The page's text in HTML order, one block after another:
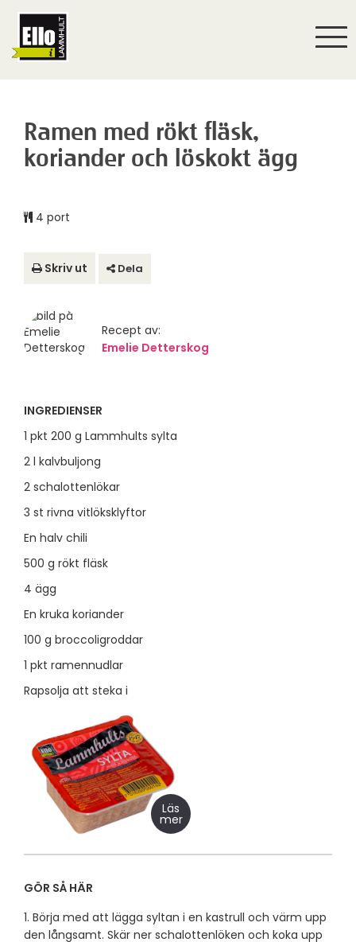
Ramen med rökt fläsk,
koriander och löskokt ägg
4 port
Skriv ut Dela
Recept av:
Emelie Detterskog
INGREDIENSER
1 pkt 200 g Lammhults sylta
2 l kalvbuljong
2 schalottenlökar
3 st rivna vitlöksklyftor
En halv chili
500 g rökt fläsk
4 ägg
En kruka koriander
100 g broccoligroddar
1 pkt ramennudlar
Rapsolja att steka i
Läs
mer
GÖR SÅ HÄR
1. Börja med att lägga syltan i en kastrull och värm upp
den långsamt. Skär ner schalottenlöken och koka upp